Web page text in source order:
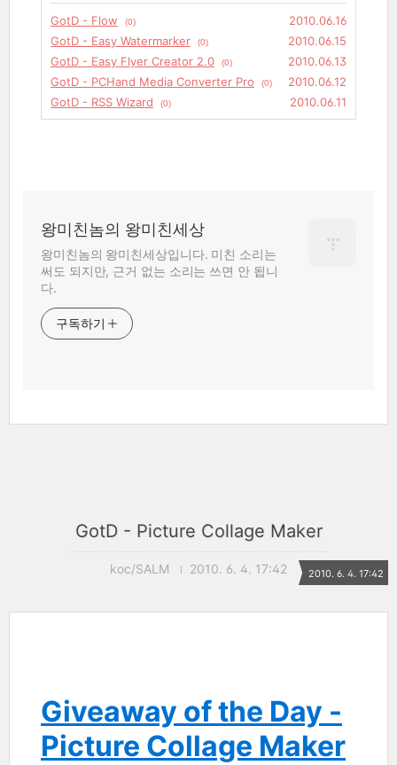
GotD - Flow (0)
2010.06.16
GotD - Easy Watermarker
(0)
2010.06.15
GotD - Easy Flyer Creator 2.0
(0)
2010.06.13
GotD - PCHand Media Converter Pro
(0)
2010.06.12
GotD - RSS Wizard
(0) 2010.06.11
왕미친놈의 왕미친세상
왕미친놈의 왕미친세상입니다. 미친 소리는
써도 되지만, 근거 없는 소리는 쓰면 안 됩니
다.
구독하기
GotD - Picture Collage Maker
koc/SALM 2010. 6. 4. 17:42 2010. 6. 4. 17:42
Giveaway of the Day -
Picture Collage Maker